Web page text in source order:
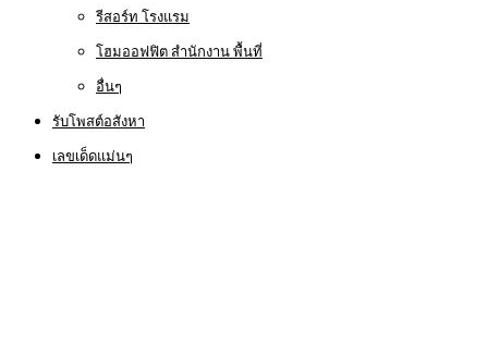
รีสอร์ท โรงแรม
โฮมออฟฟิต สำนักงาน พื้นที่
อื่นๆ
รับโพสต์อสังหา
เลขเด็ดแม่นๆ